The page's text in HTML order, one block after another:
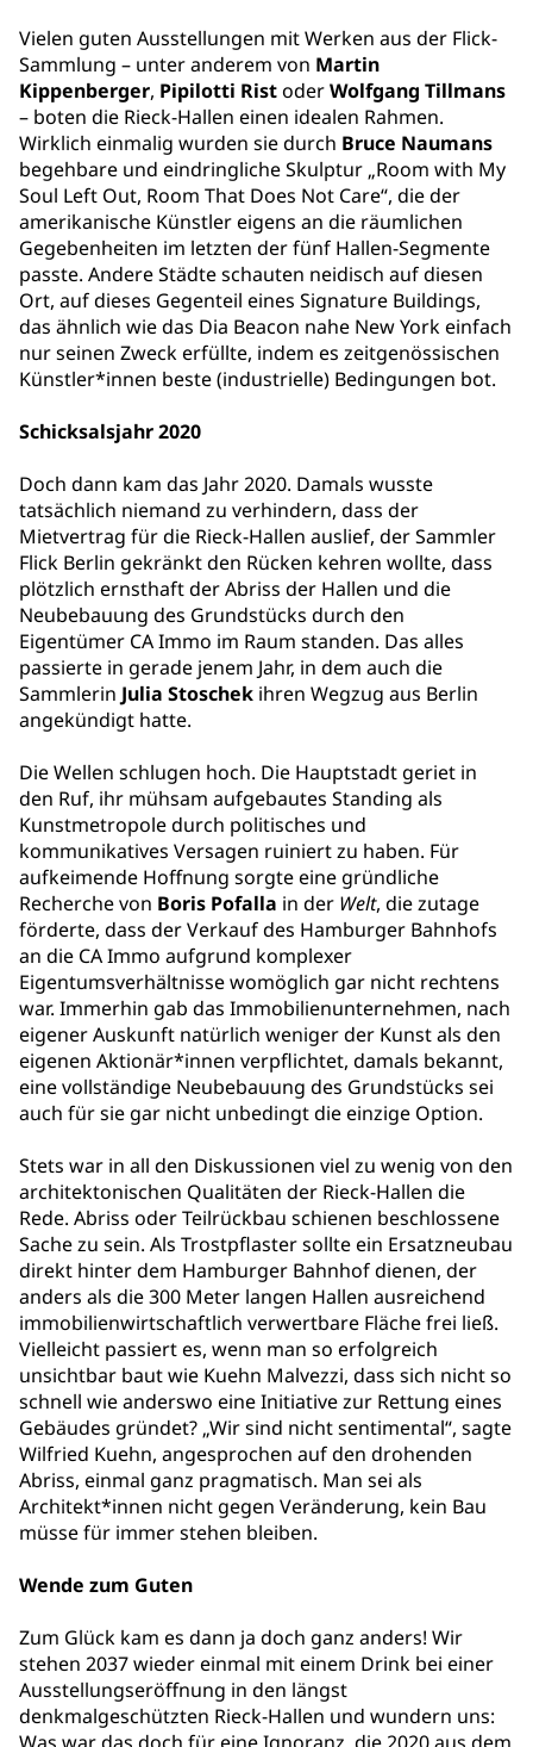
Vielen guten Ausstellungen mit Werken aus der Flick-
Sammlung – unter anderem von Martin
Kippenberger, Pipilotti RistoderWolfgang Tillmans
– boten die Rieck-Hallen einen idealen Rahmen.
Wirklich einmalig wurden sie durch Bruce Naumans
begehbare und eindringliche Skulptur „Room with My
Soul Left Out, Room That Does Not Care“, die der
amerikanische Künstler eigens an die räumlichen
Gegebenheiten im letzten der fünf Hallen-Segmente
passte. Andere Städte schauten neidisch auf diesen
Ort, auf dieses Gegenteil eines Signature Buildings,
das ähnlich wie das Dia Beacon nahe New York einfach
nur seinen Zweck erfüllte, indem es zeitgenössischen
Künstler*innen beste (industrielle) Bedingungen bot.
Schicksalsjahr 2020
Doch dann kam das Jahr 2020. Damals wusste
tatsächlich niemand zu verhindern, dass der
Mietvertrag für die Rieck-Hallen auslief, der Sammler
Flick Berlin gekränkt den Rücken kehren wollte, dass
plötzlich ernsthaft der Abriss der Hallen und die
Neubebauung des Grundstücks durch den
Eigentümer CA Immo im Raum standen. Das alles
passierte in gerade jenem Jahr, in dem auch die
Sammlerin Julia Stoschek ihren Wegzug aus Berlin
angekündigt hatte.
Die Wellen schlugen hoch. Die Hauptstadt geriet in
den Ruf, ihr mühsam aufgebautes Standing als
Kunstmetropole durch politisches und
kommunikatives Versagen ruiniert zu haben. Für
aufkeimende Hoffnung sorgte eine gründliche
Recherche von Boris Pofalla in der Welt, die zutage
förderte, dass der Verkauf des Hamburger Bahnhofs
an die CA Immo aufgrund komplexer
Eigentumsverhältnisse womöglich gar nicht rechtens
war. Immerhin gab das Immobilienunternehmen, nach
eigener Auskunft natürlich weniger der Kunst als den
eigenen Aktionär*innen verpflichtet, damals bekannt,
eine vollständige Neubebauung des Grundstücks sei
auch für sie gar nicht unbedingt die einzige Option.
Stets war in all den Diskussionen viel zu wenig von den
architektonischen Qualitäten der Rieck-Hallen die
Rede. Abriss oder Teilrückbau schienen beschlossene
Sache zu sein. Als Trostpflaster sollte ein Ersatzneubau
direkt hinter dem Hamburger Bahnhof dienen, der
anders als die 300 Meter langen Hallen ausreichend
immobilienwirtschaftlich verwertbare Fläche frei ließ.
Vielleicht passiert es, wenn man so erfolgreich
unsichtbar baut wie Kuehn Malvezzi, dass sich nicht so
schnell wie anderswo eine Initiative zur Rettung eines
Gebäudes gründet? „Wir sind nicht sentimental“, sagte
Wilfried Kuehn, angesprochen auf den drohenden
Abriss, einmal ganz pragmatisch. Man sei als
Architekt*innen nicht gegen Veränderung, kein Bau
müsse für immer stehen bleiben.
Wende zum Guten
Zum Glück kam es dann ja doch ganz anders! Wir
stehen 2037 wieder einmal mit einem Drink bei einer
Ausstellungseröffnung in den längst
denkmalgeschützten Rieck-Hallen und wundern uns: